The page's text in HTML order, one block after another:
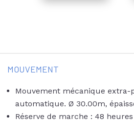
MOUVEMENT
Mouvement mécanique extra-
automatique. Ø 30.00m,
Réserve de marche : 48 heures